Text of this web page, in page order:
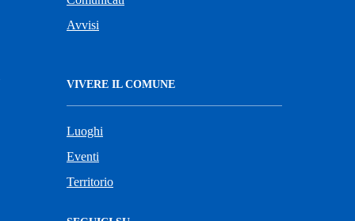
Avvisi
VIVERE IL COMUNE
Luoghi
Eventi
Territorio